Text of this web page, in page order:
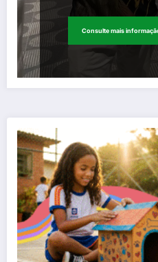
Consulte mais